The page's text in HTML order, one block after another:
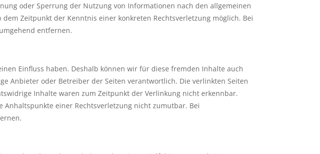
oder Sperrung der Nutzung von Informationen nach den allgemeinen
Zeitpunkt der Kenntnis einer konkreten Rechtsverletzung möglich. Bei
entfernen.
Einfluss haben. Deshalb können wir für diese fremden Inhalte auch
Anbieter oder Betreiber der Seiten verantwortlich. Die verlinkten Seiten
Inhalte waren zum Zeitpunkt der Verlinkung nicht erkennbar.
einer Rechtsverletzung nicht zumutbar. Bei